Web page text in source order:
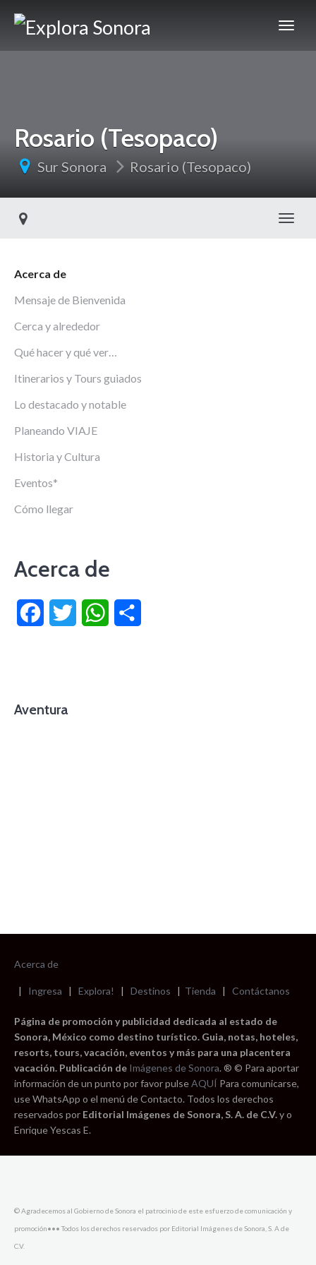
Rosario (Tesopaco)
Sur Sonora Rosario (Tesopaco)
Acerca de
Mensaje de Bienvenida
Cerca y alrededor
Qué hacer y qué ver…
Itinerarios y Tours guiados
Lo destacado y notable
Planeando VIAJE
Historia y Cultura
Eventos*
Cómo llegar
Acerca de
FacebookTwitter WhatsApp
Aventura
Acerca de
| Ingresa | Explora! | Destinos | Tienda | Contáctanos
Página de promoción y publicidad dedicada al estado de
Sonora, México como destino turístico. Guia, notas, hoteles,
resorts, tours, vacación, eventos y más para una placentera
vacación. Publicación de Imágenes de Sonora. ® © Para aportar
información de un punto por favor pulseAQUÍ Para comunicarse,
use WhatsApp o el menú de Contacto. Todos los derechos
reservados por Editorial Imágenes de Sonora, S. A. de C.V.y o
Enrique Yescas E.
© Agradecemos al Gobierno de Sonora el patrocinio de este esfuerzo de comunicación y
promoción••• Todos los derechos reservados por Editorial Imágenes de Sonora, S. A de
C.V.